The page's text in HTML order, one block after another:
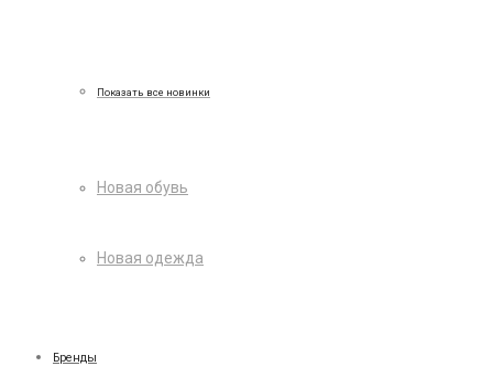
Показать все новинки
Новая обувь
Новая одежда
Бренды